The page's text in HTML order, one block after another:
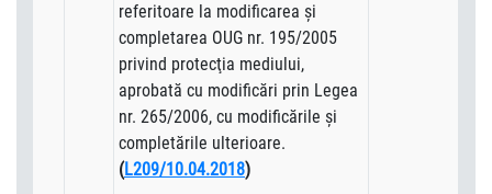
referitoare la modificarea şi
completarea OUG nr. 195/2005
privind protecţia mediului,
aprobată cu modificări prin Legea
nr. 265/2006, cu modificările şi
completările ulterioare.
(L209/10.04.2018)